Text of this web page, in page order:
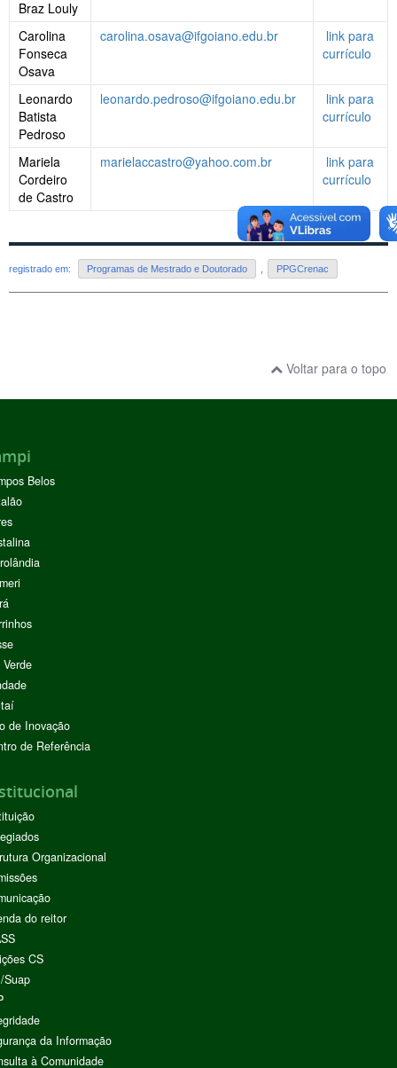
Braz Louly
Carolina
Fonseca
Osava
carolina.osava@ifgoiano.edu.br
link para
currículo
Leonardo
Batista
Pedroso
leonardo.pedroso@ifgoiano.edu.br
link para
currículo
Mariela
Cordeiro
de Castro
marielaccastro@yahoo.com.br
link para
currículo
registrado em: Programas de Mestrado e Doutorado PPGCrenac
Voltar para o topo
Belos
de Inovação
de Referência
Organizacional
do reitor
CS
Suap
da Informação
à Comunidade